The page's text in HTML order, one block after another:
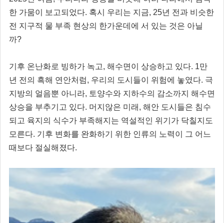
한 가뭄이 보고되었다. 혹시 우리는 지금, 25년 전과 비슷한
전 지구적 물 부족 현상의 한가운데에 서 있는 것은 아닐
까?
기후 온난화로 빙하가 녹고, 해수면이 상승하고 있다. 1만
년 전의 흑해 연안처럼, 우리의 도시들이 위험에 놓였다. 극
지방의 얼음뿐 아니라, 토양수와 지하수의 감소까지 해수면
상승을 부추기고 있다. 머지않은 미래, 해안 도시들은 침수
되고 육지의 식수가 부족해지는 역설적인 위기가 닥칠지도
모른다. 기후 변화를 완화하기 위한 인류의 노력이 그 어느
때보다 절실해졌다.